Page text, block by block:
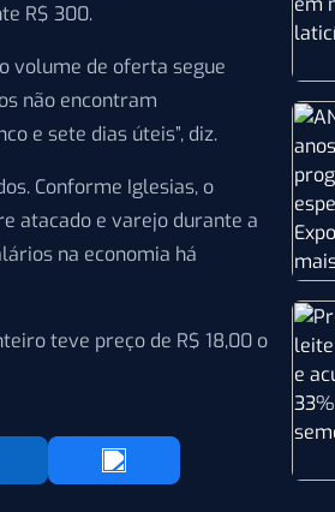
R$ 300.
volume de oferta segue
não encontram
e sete dias úteis”, diz.
Conforme Iglesias, o
atacado e varejo durante a
na economia há
teve preço de R$ 18,00 o